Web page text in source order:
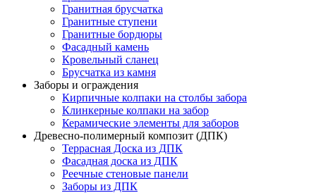
Гранитная брусчатка
Гранитные ступени
Гранитные бордюры
Фасадный камень
Кровельный сланец
Брусчатка из камня
Заборы и ограждения
Кирпичные колпаки на столбы забора
Клинкерные колпаки на забор
Керамические элементы для заборов
Древесно-полимерный композит (ДПК)
Террасная Доска из ДПК
Фасадная доска из ДПК
Реечные стеновые панели
Заборы из ДПК